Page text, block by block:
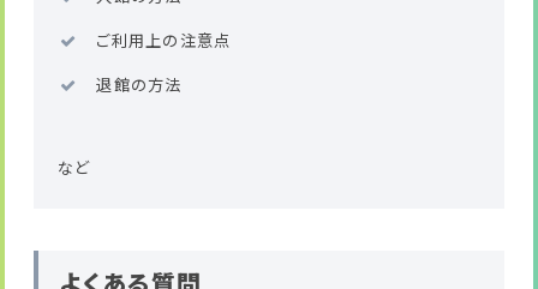
ご利用上の注意点
退館の方法
など